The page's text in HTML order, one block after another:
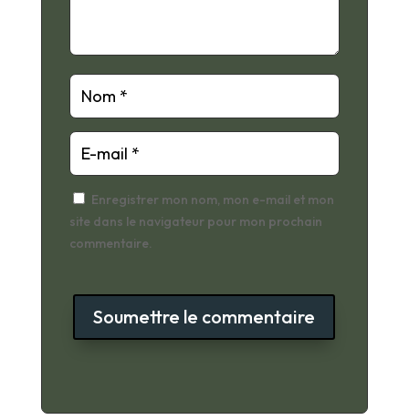
Enregistrer mon nom, mon e-mail et mon
site dans le navigateur pour mon prochain
commentaire.
Soumettre le commentaire